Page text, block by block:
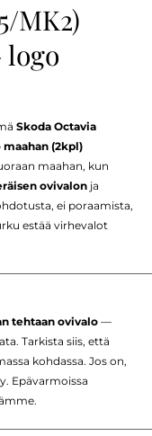
MK2)
Skoda Octavia
(2kpl)
maahan, kun
ovivalon ja
ei poraamista,
estää virhevalot
tehtaan ovivalo —
Tarkista siis, että
kohdassa. Jos on,
Epävarmoissa